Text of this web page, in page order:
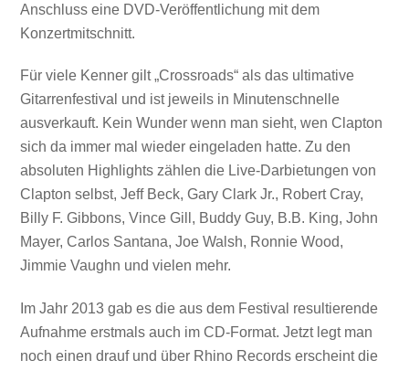
Anschluss eine DVD-Veröffentlichung mit dem
Konzertmitschnitt.
Für viele Kenner gilt „Crossroads“ als das ultimative
Gitarrenfestival und ist jeweils in Minutenschnelle
ausverkauft. Kein Wunder wenn man sieht, wen Clapton
sich da immer mal wieder eingeladen hatte. Zu den
absoluten Highlights zählen die Live-Darbietungen von
Clapton selbst, Jeff Beck, Gary Clark Jr., Robert Cray,
Billy F. Gibbons, Vince Gill, Buddy Guy, B.B. King, John
Mayer, Carlos Santana, Joe Walsh, Ronnie Wood,
Jimmie Vaughn und vielen mehr.
Im Jahr 2013 gab es die aus dem Festival resultierende
Aufnahme erstmals auch im CD-Format. Jetzt legt man
noch einen drauf und über Rhino Records erscheint die